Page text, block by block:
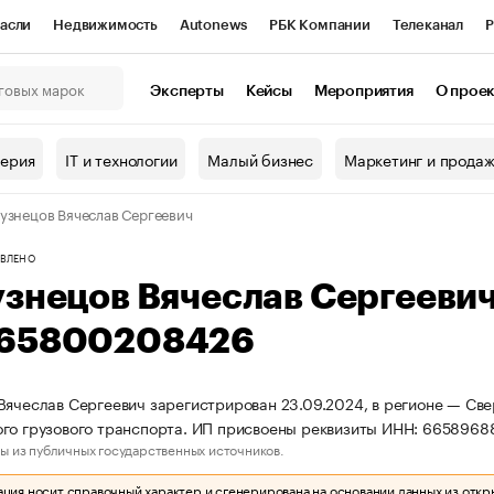
Недвижимость Autonews РБК Компании Телеканал
Проверка контрагентов
Эксперты Кейсы Мероприятия О
IT и технологии Малый бизнес Маркетинг и
Вячеслав Сергеевич
Вячеслав
Сергеевич зарегистрирован 23.09.2024, в регионе —
грузового транспорта. ИП присвоены реквизиты ИНН:
из публичных государственных источников.
носит справочный характер и сгенерирована на основании данных из